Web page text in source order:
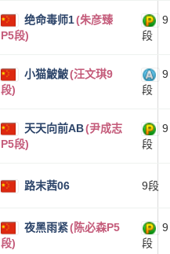
绝命毒师1(朱彦臻
P5段)
9
段
小猫鮍鮍(汪文琪9
段)
9
段
天天向前AB(尹成志
P5段)
9
段
路末茜06 9段
夜黑雨紧(陈必森P5
段)
9
段